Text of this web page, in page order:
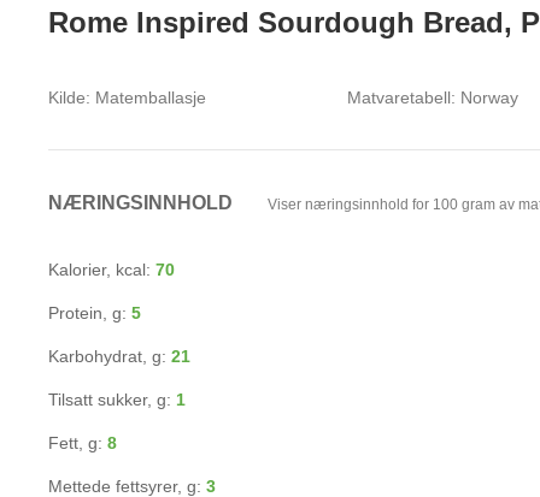
Rome Inspired Sourdough Bread,
Kilde: Matemballasje Matvaretabell: Norway
NÆRINGSINNHOLD Viser næringsinnhold for 100 gram av
Kalorier, kcal: 70
Protein, g: 5
Karbohydrat, g: 21
Tilsatt sukker, g: 1
Fett, g: 8
Mettede fettsyrer, g: 3